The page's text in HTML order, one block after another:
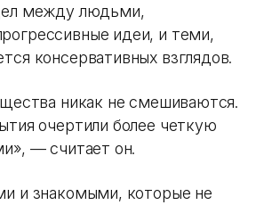
между людьми,
идеи, и теми,
консервативных взглядов.
никак не смешиваются.
очертили более четкую
— считает он.
и знакомыми, которые не